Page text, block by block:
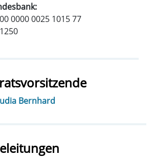
0000 0025 1015 77
Bernhard